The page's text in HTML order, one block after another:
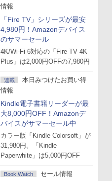
情報
「Fire TV」シリーズが最安
4,980円！Amazonデバイス
のサマーセール
4K/Wi-Fi 6対応の「Fire TV 4K
Plus」は2,000円OFFの7,980円
連載
本日みつけたお買い得
情報
Kindle電子書籍リーダーが最
大8,000円OFF！Amazonデ
バイスがサマーセール中
カラー版「Kindle Colorsoft」が
31,980円。「Kindle
Paperwhite」は5,000円OFF
Book Watch セール情報